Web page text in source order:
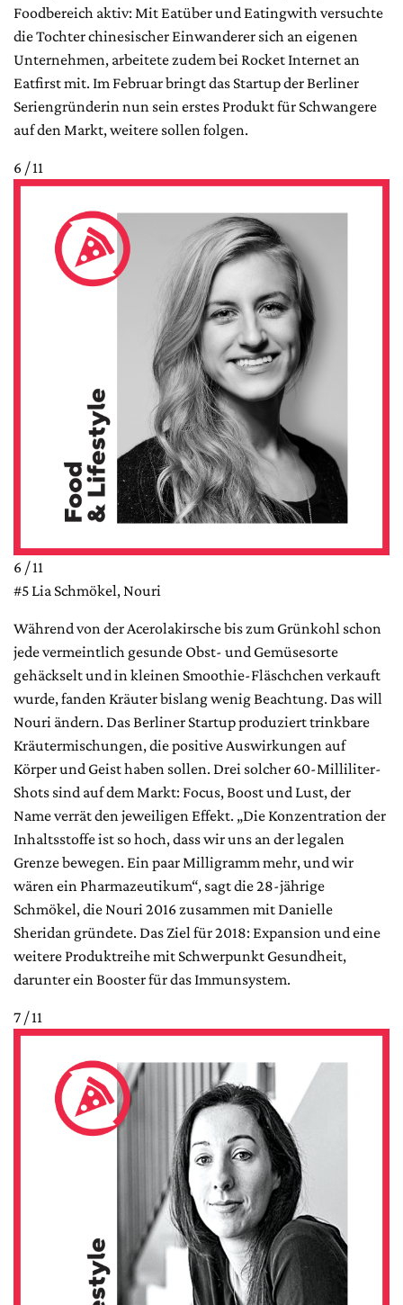
Foodbereich aktiv: Mit Eatüber und Eatingwith versuchte
die Tochter chinesischer Einwanderer sich an eigenen
Unternehmen, arbeitete zudem bei Rocket Internet an
Eatfirst mit. Im Februar bringt das Startup der Berliner
Seriengründerin nun sein erstes Produkt für Schwangere
auf den Markt, weitere sollen folgen.
6 / 11
6 / 11
#5 Lia Schmökel, Nouri
Während von der Acerolakirsche bis zum Grünkohl schon
jede vermeintlich gesunde Obst- und Gemüsesorte
gehäckselt und in kleinen Smoothie-Fläschchen verkauft
wurde, fanden Kräuter bislang wenig Beachtung. Das will
Nouri ändern. Das Berliner Startup produziert trinkbare
Kräutermischungen, die positive Auswirkungen auf
Körper und Geist haben sollen. Drei solcher 60-Milliliter-
Shots sind auf dem Markt: Focus, Boost und Lust, der
Name verrät den jeweiligen Effekt. „Die Konzentration der
Inhaltsstoffe ist so hoch, dass wir uns an der legalen
Grenze bewegen. Ein paar Milligramm mehr, und wir
wären ein Pharmazeutikum“, sagt die 28-jährige
Schmökel, die Nouri 2016 zusammen mit Danielle
Sheridan gründete. Das Ziel für 2018: Expansion und eine
weitere Produktreihe mit Schwerpunkt Gesundheit,
darunter ein Booster für das Immunsystem.
7 / 11